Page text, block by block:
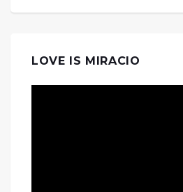
LOVE IS MIRACIO